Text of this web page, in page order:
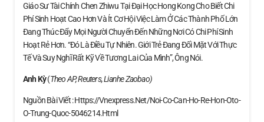
Giáo Sư Tài Chính Chen Zhiwu Tại Đại Học Hong Kong Cho Biết Chi
Phí Sinh Hoạt Cao Hơn Và Ít Cơ Hội Việc Làm Ở Các Thành Phố Lớn
Đang Thúc Đẩy Mọi Người Chuyển Đến Những Nơi Có Chi Phí Sinh
Hoạt Rẻ Hơn. “Đó Là Điều Tự Nhiên. Giới Trẻ Đang Đối Mặt Với Thực
Tế Và Suy Nghĩ Rất Kỹ Về Tương Lai Của Mình”, Ông Nói.
Anh Kỳ(Theo AP, Reuters, Lianhe Zaobao)
Nguồn Bài Viết : Https://vnexpress.net/noi-Co-Can-Ho-Re-Hon-Oto-
O-Trung-Quoc-5046214.html